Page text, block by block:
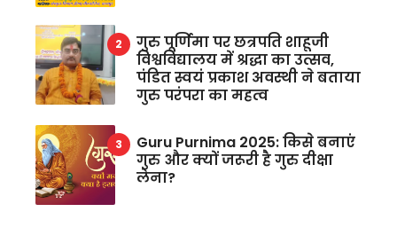
गुरु पूर्णिमा पर छत्रपति शाहूजी
विश्वविद्यालय में श्रद्धा का उत्सव,
पंडित स्वयं प्रकाश अवस्थी ने बताया
गुरु परंपरा का महत्व
Guru Purnima 2025: किसे बनाएं
गुरु और क्यों जरूरी है गुरु दीक्षा
लेना?